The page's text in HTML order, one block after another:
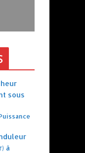
sous
à